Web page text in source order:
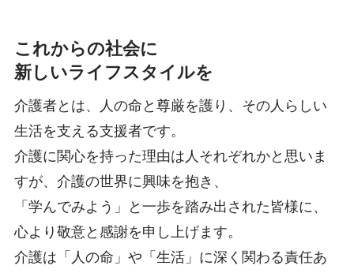
これからの社会に
新しいライフスタイルを
介護者とは、人の命と尊厳を護り、その人らしい
生活を支える支援者です。
介護に関心を持った理由は人それぞれかと思いま
すが、介護の世界に興味を抱き、
「学んでみよう」と一歩を踏み出された皆様に、
心より敬意と感謝を申し上げます。
介護は「人の命」や「生活」に深く関わる責任あ